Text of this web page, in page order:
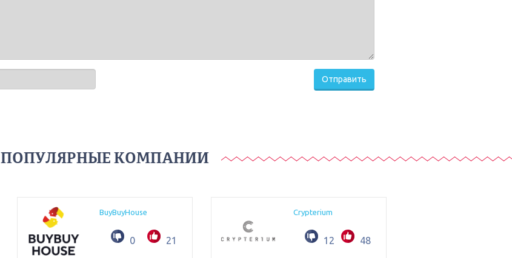
Отправить
ПОПУЛЯРНЫЕ КОМПАНИИ
BuyBuyHouse
0 21
Crypterium
12 48